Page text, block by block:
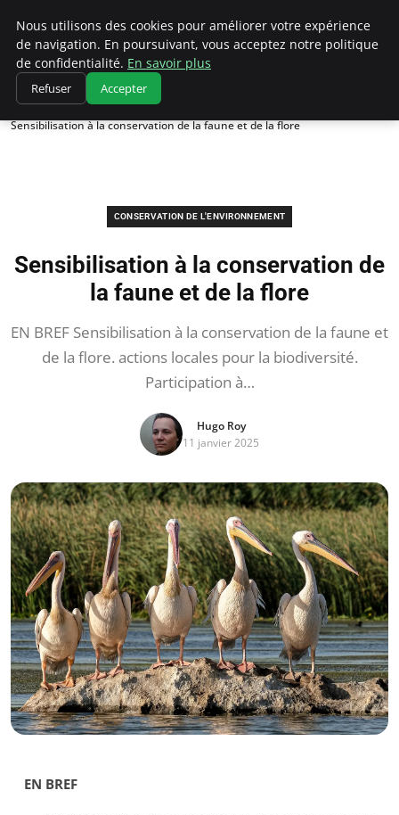
Climatedebtagents
Accueil
Conservation de l'environnement
Sensibilisation à la conservation de la faune et de la flore
CONSERVATION DE L'ENVIRONNEMENT
Sensibilisation à la conservation de
la faune et de la flore
EN BREF Sensibilisation à la conservation de la faune et
de la flore. actions locales pour la biodiversité.
Participation à…
Hugo Roy
11 janvier 2025
EN BREF
Nous utilisons des cookies pour améliorer votre expérience
de navigation. En poursuivant, vous acceptez notre politique
de confidentialité. En savoir plus
Refuser Accepter